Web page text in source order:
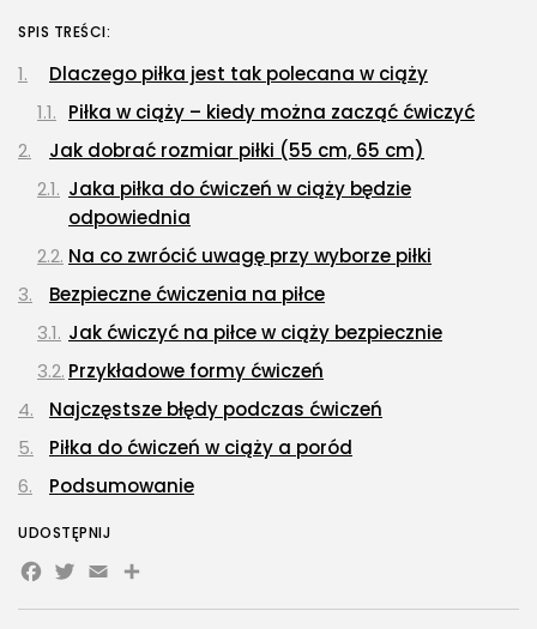
SPIS TREŚCI:
Dlaczego piłka jest tak polecana w ciąży
Piłka w ciąży – kiedy można zacząć ćwiczyć
Jak dobrać rozmiar piłki (55 cm, 65 cm)
Jaka piłka do ćwiczeń w ciąży będzie
odpowiednia
Na co zwrócić uwagę przy wyborze piłki
Bezpieczne ćwiczenia na piłce
Jak ćwiczyć na piłce w ciąży bezpiecznie
Przykładowe formy ćwiczeń
Najczęstsze błędy podczas ćwiczeń
Piłka do ćwiczeń w ciąży a poród
Podsumowanie
UDOSTĘPNIJ
Facebook
Twitter
EmailShare